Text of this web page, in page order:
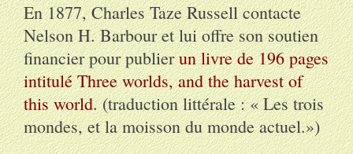
En 1877, Charles Taze Russell contacte
Nelson H. Barbour et lui offre son soutien
financier pour publierun livre de 196 pages
intitulé Three worlds, and the harvest of
this world.(traduction littérale : « Les trois
mondes, et la moisson du monde actuel.»)